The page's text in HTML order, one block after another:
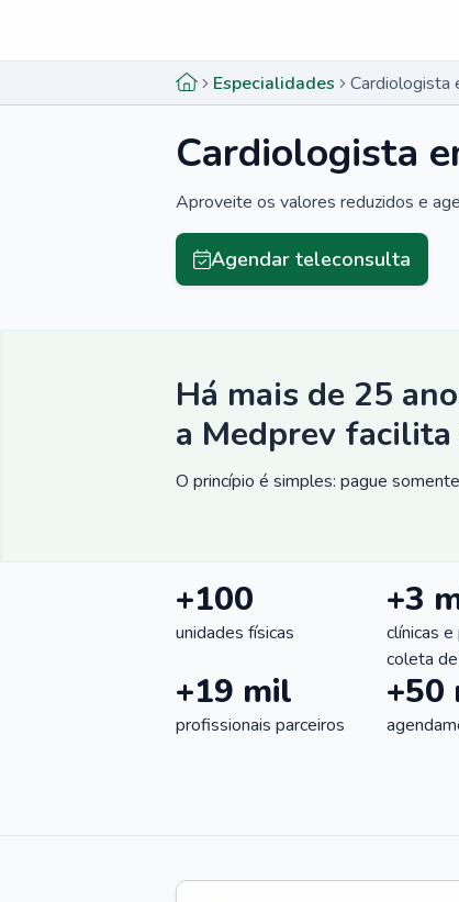
Especialidades Cardiologista
Cardiologista
Aproveite os valores reduzidos e
Agendar teleconsulta
Há mais de 25
a Medprev facilita
O princípio é simples: pague
+100
unidades físicas
+3
clínicas
coleta
+19 mil
profissionais parceiros
+50